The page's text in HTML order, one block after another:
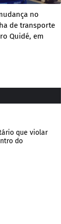
no
de transporte
Quidé, em
que violar
do